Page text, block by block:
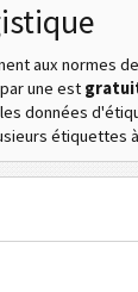
aux normes
une est
données
étiquettes